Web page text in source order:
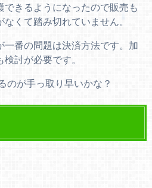
きるようになったので販売も
くて踏み切れていません。
番の問題は決済方法です。加
討が必要です。
のが手っ取り早いかな？